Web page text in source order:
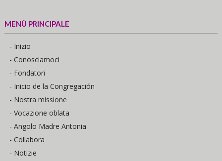
MENÙ PRINCIPALE
- Inizio
- Conosciamoci
- Fondatori
- Inicio de la Congregación
- Nostra missione
- Vocazione oblata
- Angolo Madre Antonia
- Collabora
- Notizie